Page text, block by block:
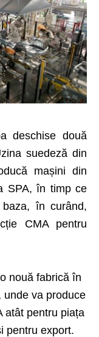
deschise două
suedeză din
mașini din
SPA, în timp ce
în curând,
CMA pentru
nouă fabrică în
unde va produce
atât pentru piața
pentru export.